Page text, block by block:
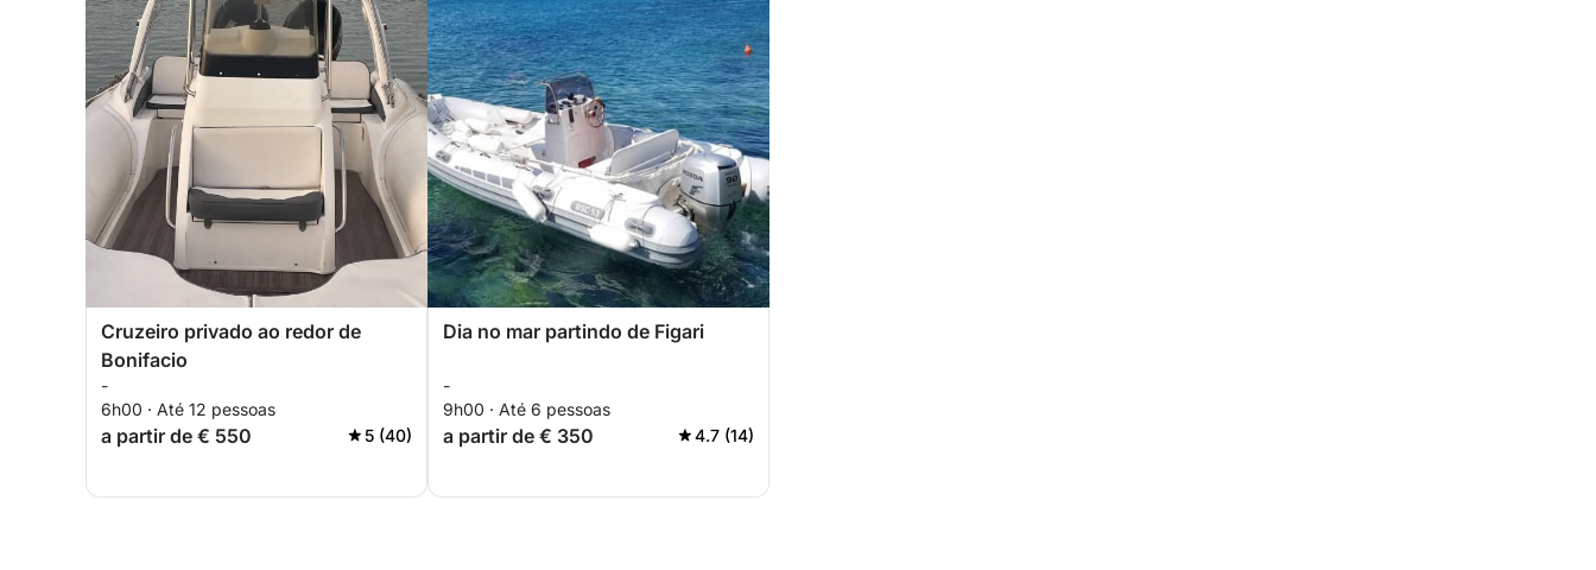
Cruzeiro privado ao redor de
Bonifacio
-
6h00 · Até 12 pessoas
a partir de € 550 5 (40)
Dia no mar partindo de Figari
-
9h00 · Até 6 pessoas
a partir de € 350 4.7 (14)